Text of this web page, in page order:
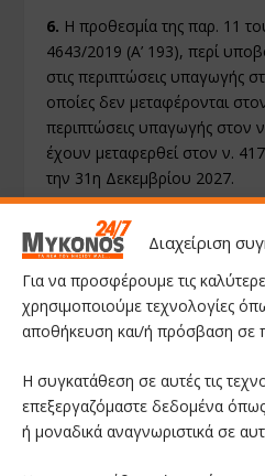
Διαχείριση
Για να προσφέρουμε τις
χρησιμοποιούμε τεχνολογίες
αποθήκευση και/ή πρόσβαση σε
Η συγκατάθεση σε αυτές τις
επεξεργαζόμαστε δεδομένα
ή μοναδικά αναγνωριστικά σε
6. Η προθεσμία της παρ. 11
4643/2019 (Α’ 193), περί
στις περιπτώσεις υπαγωγής
οποίες δεν μεταφέρονται
περιπτώσεις υπαγωγής στον
έχουν μεταφερθεί στον ν.
την 31η Δεκεμβρίου 2027.
Ως προς την προθεσμία
4710/2020 (Α’ 142), περί
αδειών, των αδειών δόμησης
αναθεωρήσεων αυτών:
παρατείνεται έως την 31η
αβ)η προθεσμία ισχύος τους